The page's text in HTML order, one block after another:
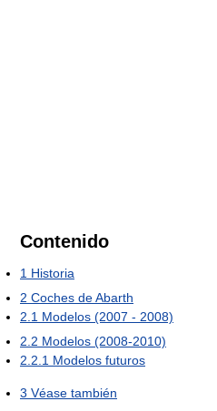
Contenido
1 Historia
2 Coches de Abarth
2.1 Modelos (2007 - 2008)
2.2 Modelos (2008-2010)
2.2.1 Modelos futuros
3 Véase también